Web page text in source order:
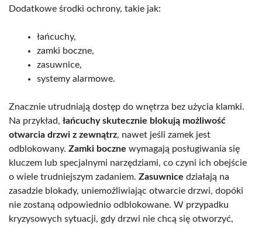
Dodatkowe środki ochrony, takie jak:
łańcuchy,
zamki boczne,
zasuwnice,
systemy alarmowe.
Znacznie utrudniają dostęp do wnętrza bez użycia klamki.
Na przykład, łańcuchy skutecznie blokują możliwość
otwarcia drzwi z zewnątrz, nawet jeśli zamek jest
odblokowany. Zamki boczne wymagają posługiwania się
kluczem lub specjalnymi narzędziami, co czyni ich obejście
o wiele trudniejszym zadaniem. Zasuwnice działają na
zasadzie blokady, uniemożliwiając otwarcie drzwi, dopóki
nie zostaną odpowiednio odblokowane. W przypadku
kryzysowych sytuacji, gdy drzwi nie chcą się otworzyć,